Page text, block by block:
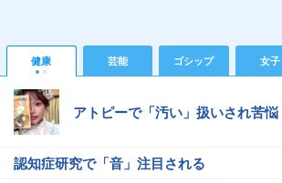
健康 芸能 ゴシップ 女子
アトピーで「汚い」扱いされ苦悩
認知症研究で「音」注目される